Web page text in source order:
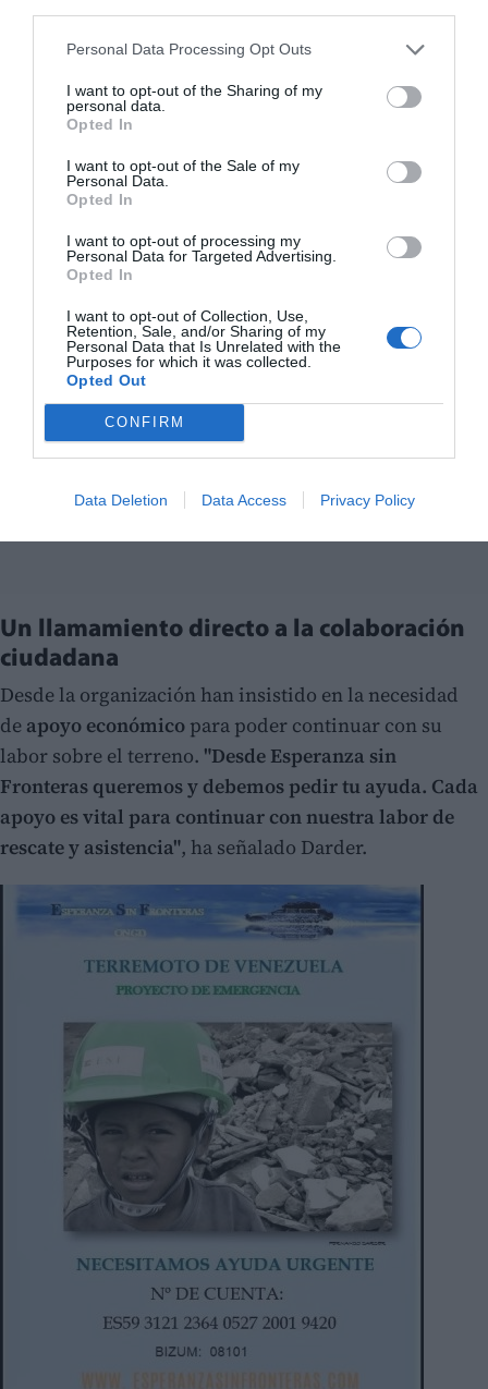
Personal Data Processing Opt Outs
I want to opt-out of the Sharing of my
personal data.
Opted In
I want to opt-out of the Sale of my
Personal Data.
Opted In
I want to opt-out of processing my
Personal Data for Targeted Advertising.
Opted In
I want to opt-out of Collection, Use,
Retention, Sale, and/or Sharing of my
Personal Data that Is Unrelated with the
Purposes for which it was collected.
Opted Out
CONFIRM
Data Deletion Data Access Privacy Policy
Un llamamiento directo a la colaboración
ciudadana
Desde la organización han insistido en la necesidad
de apoyo económico para poder continuar con su
labor sobre el terreno. "Desde Esperanza sin
Fronteras queremos y debemos pedir tu ayuda. Cada
apoyo es vital para continuar con nuestra labor de
rescate y asistencia", ha señalado Darder.